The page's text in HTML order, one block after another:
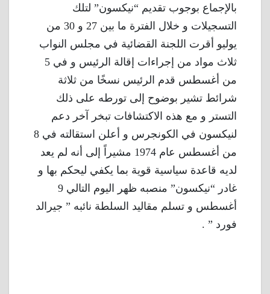
بالإجماع بوجوب تقديم “نيكسون” لتلك
التسجيلات و خلال الفترة ما بين 27 و 30 من
يوليو أقرت اللجنة القضائية في مجلس النواب
ثلاث مواد من إجراءات إقالة الرئيس و في 5
من أغسطس قدم الرئيس نسخًا من ثلاثة
شرائط تشير بوضوح إلى تورطه على ذلك
التستر و مع هذه الاكتشافات تبخر آخر دعم
لنيكسون في الكونجرس و أعلن استقالته في 8
من أغسطس عام 1974 مشيراً إلى أنه لم يعد
لديه قاعدة سياسية قوية بما يكفي ليحكم بها و
غادر “نيكسون” منصبه ظهر اليوم التالي 9
أغسطس و تسلم مقاليد السلطة نائبه ” جيرالد
فورد ” .